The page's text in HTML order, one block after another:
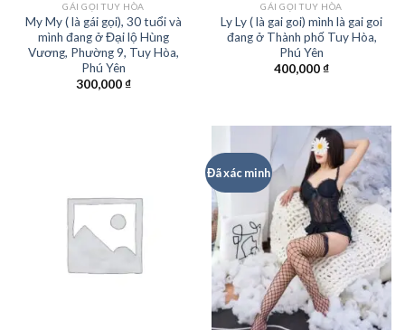
GÁI GỌI TUY HÒA
My My ( là gái gọi), 30 tuổi và
mình đang ở Đại lộ Hùng
Vương, Phường 9, Tuy Hòa,
Phú Yên
300,000₫
GÁI GỌI TUY HÒA
Ly Ly ( là gai goi) mình là gai goi
đang ở Thành phố Tuy Hòa,
Phú Yên
400,000₫
Đã xác minh